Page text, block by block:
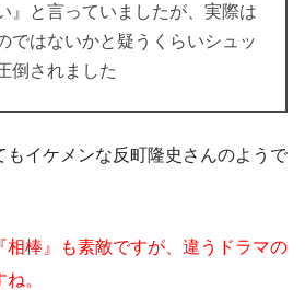
』と言っていましたが、実際は
ではないかと疑うくらいシュッ
倒されました
もイケメンな反町隆史さんのようで
相棒』も素敵ですが、違うドラマの
。